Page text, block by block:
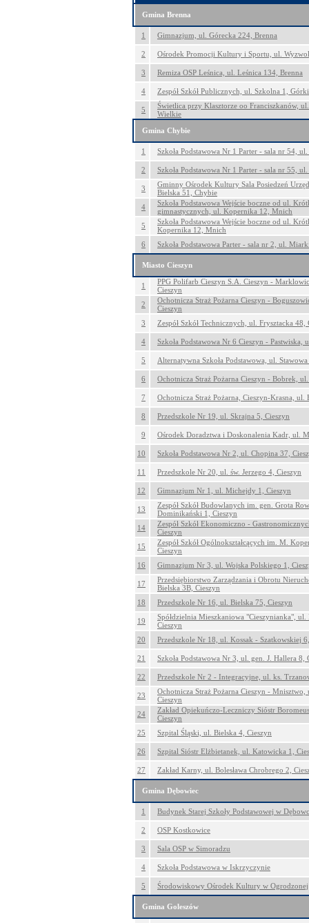
Gmina Brenna
1 Gimnazjum, ul. Górecka 224, Brenna
2 Ośrodek Promocji Kultury i Sportu, ul.
3 Remiza OSP Leśnica, ul. Leśnica 134, Brenna
4 Zespół Szkół Publicznych, ul. Szkolna 1,
5
Świetlica przy Klasztorze oo Franciszkanów,
Wielkie
Gmina Chybie
1 Szkoła Podstawowa Nr 1 Parter - sala nr 54,
2 Szkoła Podstawowa Nr 1 Parter - sala nr 55,
3
Gminny Ośrodek Kultury Sala Posiedzeń
Bielska 51, Chybie
4
Szkoła Podstawowa Wejście boczne od ul.
gimnastycznych, ul. Kopernika 12, Mnich
5
Szkoła Podstawowa Wejście boczne od ul.
Kopernika 12, Mnich
6
Szkoła Podstawowa Parter - sala nr 2, ul.
Miasto Cieszyn
1
PPG Polifarb Cieszyn S.A. Cieszyn -
Cieszyn
2
Ochotnicza Straż Pożarna Cieszyn -
Cieszyn
3
Zespół Szkół Technicznych, ul. Frysztacka 48,
4 Szkoła Podstawowa Nr 6 Cieszyn - Pastwiska,
5 Alternatywna Szkoła Podstawowa, ul.
6 Ochotnicza Straż Pożarna Cieszyn - Bobrek,
7 Ochotnicza Straż Pożarna, Cieszyn-Krasna, ul.
8 Przedszkole Nr 19, ul. Skrajna 5, Cieszyn
9 Ośrodek Doradztwa i Doskonalenia Kadr, ul.
10 Szkoła Podstawowa Nr 2, ul. Chopina 37,
11 Przedszkole Nr 20, ul. św. Jerzego 4, Cieszyn
12 Gimnazjum Nr 1, ul. Michejdy 1, Cieszyn
13
Zespół Szkół Budowlanych im. gen. Grota
Dominikański 1, Cieszyn
14
Zespół Szkół Ekonomiczno -
Cieszyn
15
Zespół Szkół Ogólnokształcących im. M.
Cieszyn
16
Gimnazjum Nr 3, ul. Wojska Polskiego 1,
17
Przedsiębiorstwo Zarządzania i Obrotu
Bielska 3B, Cieszyn
18
Przedszkole Nr 16, ul. Bielska 75, Cieszyn
19
Spółdzielnia Mieszkaniowa "Cieszynianka",
Cieszyn
20
Przedszkole Nr 18, ul. Kossak - Szatkowskiej
21 Szkoła Podstawowa Nr 3, ul. gen. J. Hallera 8,
22 Przedszkole Nr 2 - Integracyjne, ul. ks.
23
Ochotnicza Straż Pożarna Cieszyn -
Cieszyn
24
Zakład Opiekuńczo-Leczniczy Sióstr
Cieszyn
25
Szpital Śląski, ul. Bielska 4, Cieszyn
26 Szpital Sióstr Elżbietanek, ul. Katowicka 1,
27 Zakład Karny, ul. Bolesława Chrobrego 2,
Gmina Dębowiec
1 Budynek Starej Szkoły Podstawowej w
2 OSP Kostkowice
3 Sala OSP w Simoradzu
4 Szkoła Podstawowa w Iskrzyczynie
5 Środowiskowy Ośrodek Kultury w Ogrodzonej
Gmina Goleszów